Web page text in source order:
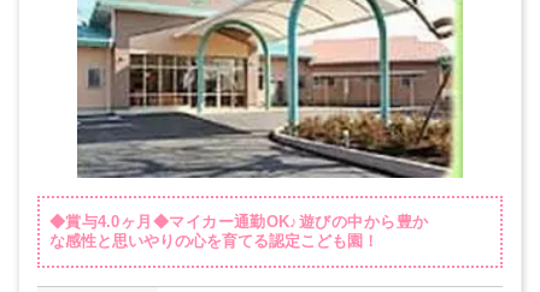
◆賞与4.0ヶ月◆マイカー通勤OK♪遊びの中から豊か
な感性と思いやりの心を育てる認定こども園！